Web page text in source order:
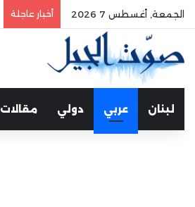
الجمعة, أغسطس 7 2026 أخبار عاجلة
لبنان عربي دولي مقالات